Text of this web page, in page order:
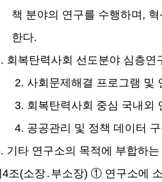
책 분야의 연구를 수행하며 ,
한다.
회복탄력사회 선도분야 심층연
2.사회문제해결 프로그램 및
3. 회복탄력사회 중심 국내외
4. 공공관리 및 정책 데이터
기타 연구소의 목적에 부합하는
4조(소장․ 부소장) ① 연구소에